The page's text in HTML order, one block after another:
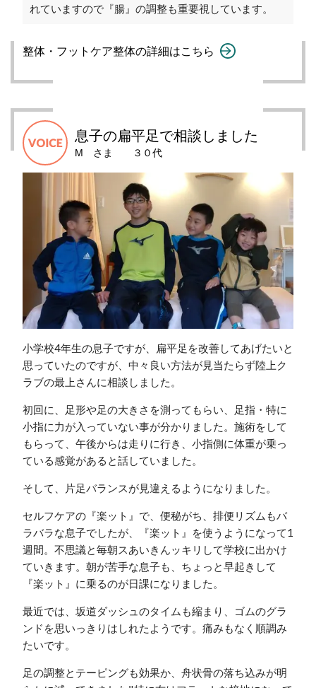
れていますので『腸』の調整も重要視しています。
整体・フットケア整体の詳細はこちら
息子の扁平足で相談しました
М さま ３０代
小学校4年生の息子ですが、扁平足を改善してあげたいと
思っていたのですが、中々良い方法が見当たらず陸上ク
ラブの最上さんに相談しました。
初回に、足形や足の大きさを測ってもらい、足指・特に
小指に力が入っていない事が分かりました。施術をして
もらって、午後からは走りに行き、小指側に体重が乗っ
ている感覚があると話していました。
そして、片足バランスが見違えるようになりました。
セルフケアの『楽ット』で、便秘がち、排便リズムもバ
ラバラな息子でしたが、『楽ット』を使うようになって1
週間。不思議と毎朝スあいきんッキリして学校に出かけ
ていきます。朝が苦手な息子も、ちょっと早起きして
『楽ット』に乗るのが日課になりました。
最近では、坂道ダッシュのタイムも縮まり、ゴムのグラ
ンドを思いっきりはしれたようです。痛みもなく順調み
たいです。
足の調整とテーピングも効果か、舟状骨の落ち込みが明